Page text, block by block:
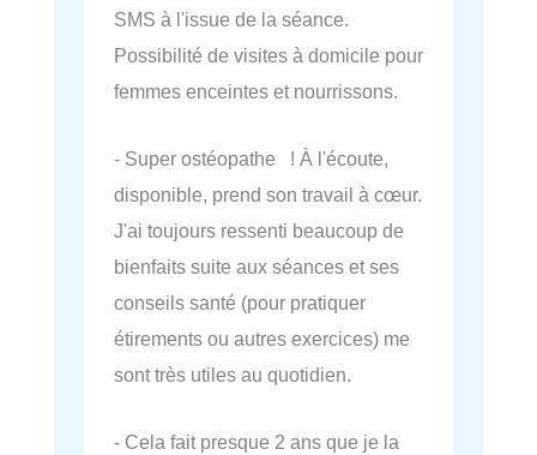
SMS à l'issue de la séance.
Possibilité de visites à domicile pour
femmes enceintes et nourrissons.
- Super ostéopathe ! À l'écoute,
disponible, prend son travail à cœur.
J'ai toujours ressenti beaucoup de
bienfaits suite aux séances et ses
conseils santé (pour pratiquer
étirements ou autres exercices) me
sont très utiles au quotidien.
- Cela fait presque 2 ans que je la